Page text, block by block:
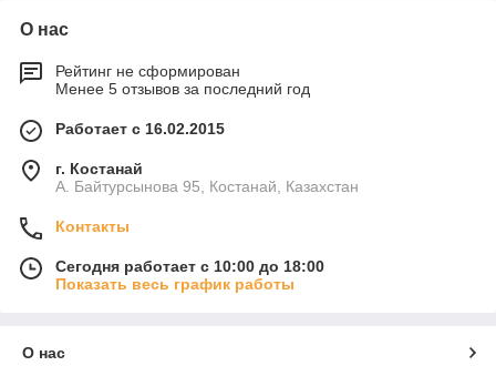
О нас
Рейтинг не сформирован
Менее 5 отзывов за последний год
Работает с 16.02.2015
г. Костанай
А. Байтурсынова 95, Костанай, Казахстан
Контакты
Сегодня работает с 10:00 до 18:00
Показать весь график работы
О нас